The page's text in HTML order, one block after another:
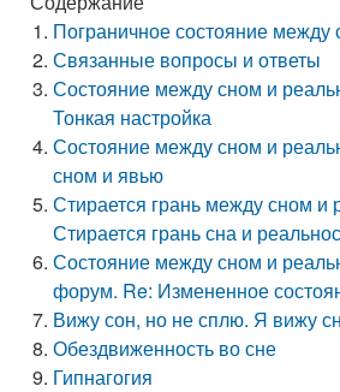
Пограничное состояние между
Связанные вопросы и ответы
Состояние между сном и
Тонкая настройка
Состояние между сном и
сном и явью
Стирается грань между сном и
Стирается грань сна и
Состояние между сном и
форум. Re: Измененное
Вижу сон, но не сплю. Я вижу
Обездвиженность во сне
Гипнагогия